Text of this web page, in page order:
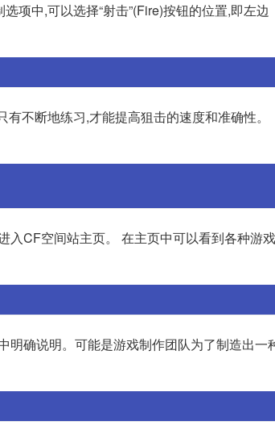
项中,可以选择“射击”(Fire)按钮的位置,即左边
不断地练习,才能提高狙击的速度和准确性。
入CF空间站主页。 在主页中可以看到各种游戏
确说明。可能是游戏制作团队为了制造出一